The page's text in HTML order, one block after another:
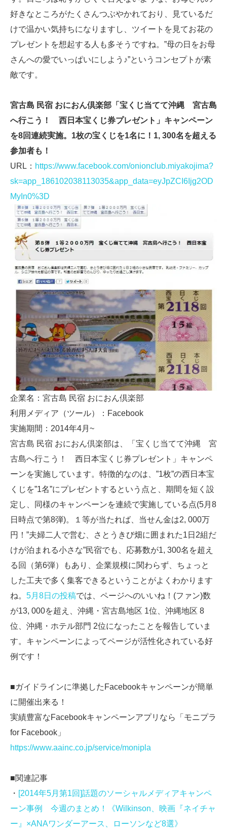
好きなところがたくさんつぶやかれており、見ているだ
けで温かい気持ちになりますし、ツイートを見てお花の
プレゼントを想起する人も多そうですね。”母の日をお母
さんへの愛でいっぱいにしよう♪”というコンセプトが素
敵です。
宮古島 民宿 おにおん倶楽部「宝くじ当てて沖縄 宮古島
へ行こう！ 西日本宝くじ券プレゼント」キャンペーン
を8回連続実施。1枚の宝くじを1名に！1, 300名を超える
参加者も！
URL： https://www.facebook.com/onionclub.miyakojima?
sk=app_186102038113035&app_data=eyJpZCI6Ijg2OD
MyIn0%3D
企業名：宮古島 民宿 おにおん倶楽部
利用メディア（ツール）：Facebook
実施期間：2014年4月~
宮古島 民宿 おにおん倶楽部は、「宝くじ当てて沖縄 宮
古島へ行こう！ 西日本宝くじ券プレゼント」キャンペ
ーンを実施しています。特徴的なのは、”1枚”の西日本宝
くじを”1名”にプレゼントするという点と、期間を短く設
定し、同様のキャンペーンを連続で実施している点(5月8
日時点で第8弾)。１等が当たれば、当せん金は2, 000万
円！”夫婦二人で営む、さとうきび畑に囲まれた1日2組だ
けが泊まれる小さな”民宿でも、応募数が1, 300名を超え
る回（第6弾）もあり、企業規模に関わらず、ちょっと
した工夫で多く集客できるということがよくわかります
ね。 5月8日の投稿では、ページへのいいね！(ファン)数
が13, 000を超え、沖縄・宮古島地区 1位、沖縄地区 8
位、沖縄・ホテル部門 2位になったことを報告していま
す。キャンペーンによってページが活性化されている好
例です！
■ガイドラインに準拠したFacebookキャンペーンが簡単
に開催出来る！
実績豊富なFacebookキャンペーンアプリなら「モニプラ
for Facebook」
https://www.aainc.co.jp/service/monipla
■関連記事
・ [2014年5月第1回]話題のソーシャルメディアキャンペ
ーン事例 今週のまとめ！《Wilkinson、映画『ネイチャ
ー』×ANAワンダーアース、ローソンなど8選》